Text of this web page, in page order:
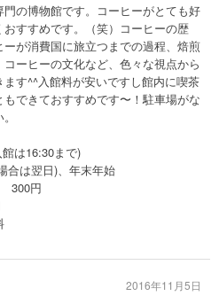
の博物館です。コーヒーがとても好
すすめです。（笑）コーヒーの歴
が消費国に旅立つまでの過程、焙煎
ーヒーの文化など、色々な視点から
す^^入館料が安いですし館内に喫茶
できておすすめです〜！駐車場がな
は16:30まで)
は翌日)、年末年始
300円
2016年11月5日